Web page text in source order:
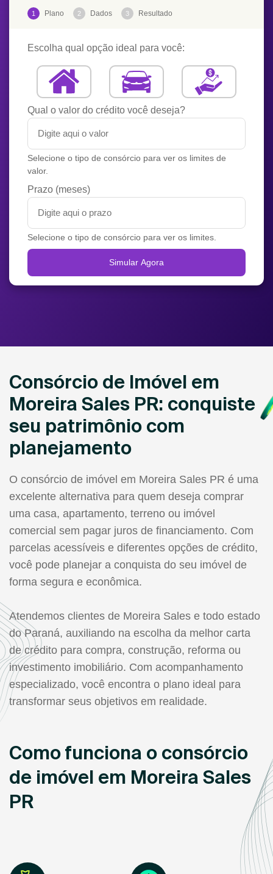
1 Plano 2 Dados 3 Resultado
Escolha qual opção ideal para você:
Qual o valor do crédito você deseja?
Selecione o tipo de consórcio para ver os limites de
valor.
Prazo (meses)
Selecione o tipo de consórcio para ver os limites.
Simular Agora
Consórcio de Imóvel em
Moreira Sales PR: conquiste
seu patrimônio com
planejamento
O consórcio de imóvel em Moreira Sales PR é uma
excelente alternativa para quem deseja comprar
uma casa, apartamento, terreno ou imóvel
comercial sem pagar juros de financiamento. Com
parcelas acessíveis e diferentes opções de crédito,
você pode planejar a conquista do seu imóvel de
forma segura e econômica.
Atendemos clientes de Moreira Sales e todo estado
do Paraná, auxiliando na escolha da melhor carta
de crédito para compra, construção, reforma ou
investimento imobiliário. Com acompanhamento
especializado, você encontra o plano ideal para
transformar seus objetivos em realidade.
Como funciona o consórcio
de imóvel em Moreira Sales
PR